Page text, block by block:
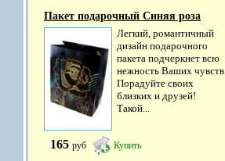
Пакет подарочный Синяя роза
Легкий, романтичный
дизайн подарочного
пакета подчеркнет всю
нежность Ваших
Порадуйте своих
близких и друзей!
Такой...
165 руб Купить